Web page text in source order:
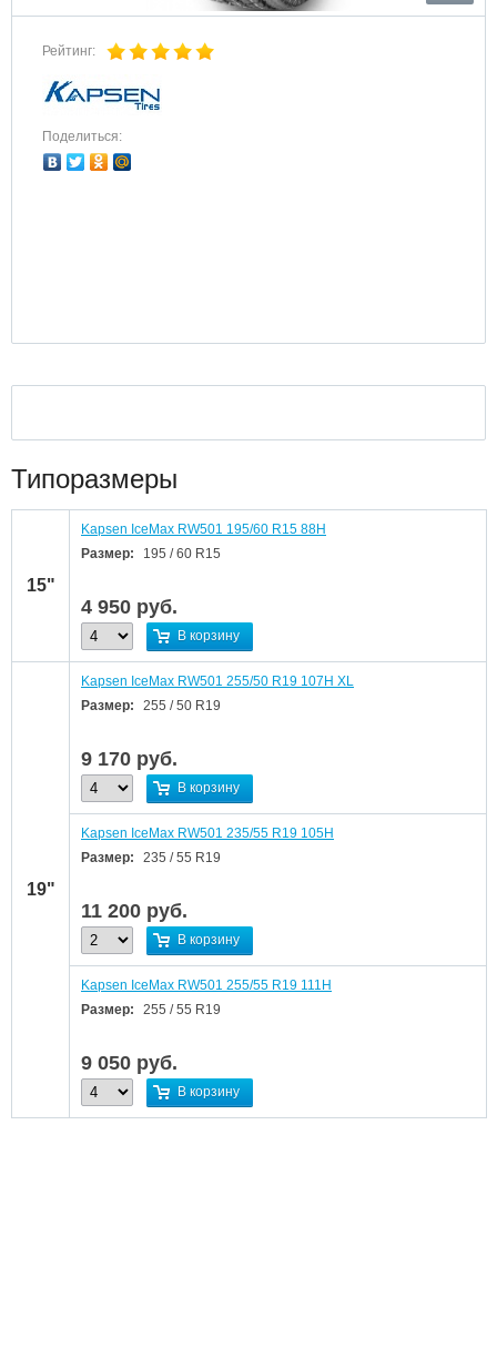
Рейтинг:
Поделиться:
Типоразмеры
15"
Kapsen IceMax RW501 195/60 R15 88H
Размер:
195 / 60 R15
4 950 руб.
В корзину
19"
Kapsen IceMax RW501 255/50 R19 107H XL
Размер:
255 / 50 R19
9 170 руб.
В корзину
Kapsen IceMax RW501 235/55 R19 105H
Размер:
235 / 55 R19
11 200 руб.
В корзину
Kapsen IceMax RW501 255/55 R19 111H
Размер:
255 / 55 R19
9 050 руб.
В корзину